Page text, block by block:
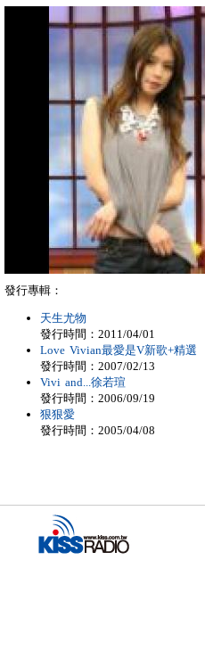
發行專輯：
天生尤物
發行時間：2011/04/01
Love Vivian最愛是V新歌+精選
發行時間：2007/02/13
Vivi and...徐若瑄
發行時間：2006/09/19
狠狠愛
發行時間：2005/04/08